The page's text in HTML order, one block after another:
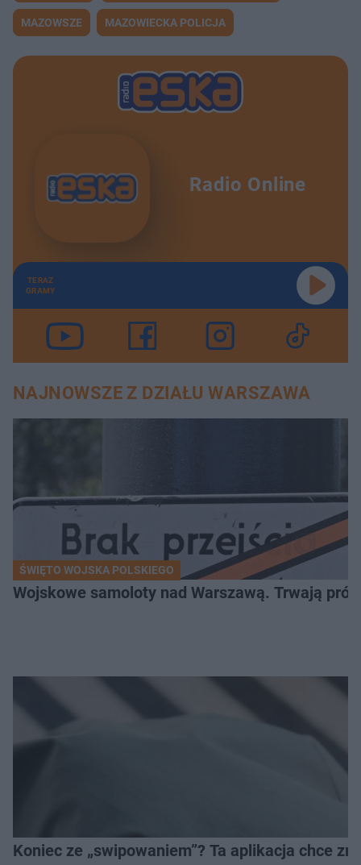
MAZOWSZE MAZOWIECKA POLICJA
Radio Online
TERAZ
GRAMY
NAJNOWSZE Z DZIAŁU WARSZAWA
ŚWIĘTO WOJSKA POLSKIEGO
Wojskowe samoloty nad Warszawą. Trwają
Koniec ze „swipowaniem”? Ta aplikacja chce